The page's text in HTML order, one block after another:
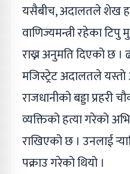
यसैबीच, अदालतले शेख
वाणिज्यमन्त्री रहेका टिपु
राख्न अनुमति दिएको छ
मजिस्ट्रेट अदालतले
राजधानीको बड्डा
व्यक्तिको हत्या गरेको
राखिएको छ । उनलाई
पक्राउ गरेको थियो ।